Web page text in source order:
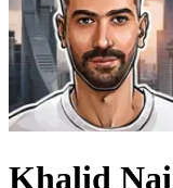
Khalid